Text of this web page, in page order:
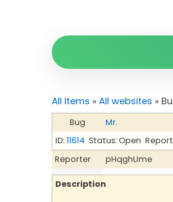
All Items » All websites »
Bug
Mr.
ID:11614 Status: Open
Reporter
pHqghUme
Description